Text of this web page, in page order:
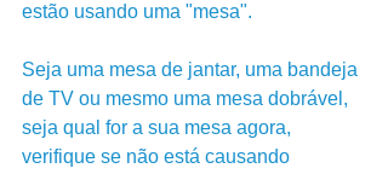
estão usando uma "mesa".
Seja uma mesa de jantar, uma bandeja
de TV ou mesmo uma mesa dobrável,
seja qual for a sua mesa agora,
verifique se não está causando